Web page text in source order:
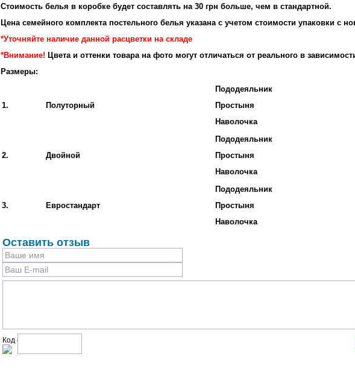
Стоимость белья в коробке будет составлять на 30 грн больше, чем в стандартной.
Цена семейного комплекта постельного белья указана с учетом стоимости упаковки с
*Уточняйте наличие данной расцветки на складе
*Внимание! Цвета и оттенки товара на фото могут отличаться от реального в
Размеры:
1. Полуторный
Пододеяльник
Простыня
Наволочка
2. Двойной
Пододеяльник
Простыня
Наволочка
3. Евростандарт
Пододеяльник
Простыня
Наволочка
Оставить отзыв
Код с рисунка: